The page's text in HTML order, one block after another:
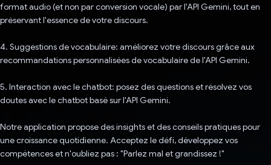
format audio (et non par conversion vocale) par l'API Gemini, tout en
préservant l'essence de votre discours.
4. Suggestions de vocabulaire: améliorez votre discours grâce aux
recommandations personnalisées de vocabulaire de l'API Gemini.
5. Interaction avec le chatbot: posez des questions et résolvez vos
doutes avec le chatbot basé sur l'API Gemini.
Notre application propose des insights et des conseils pratiques pour
une croissance quotidienne. Acceptez le défi, développez vos
compétences et n'oubliez pas : "Parlez mal et grandissez !"